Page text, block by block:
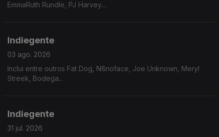
EmmaRuth Rundle, PJ Harvey....
Indiegente
03 ago. 2026
Inclui entre outros Fat Dog, N8noface, Joe Unknown, Meryl
Streek, Bodega...
Indiegente
31 jul. 2026